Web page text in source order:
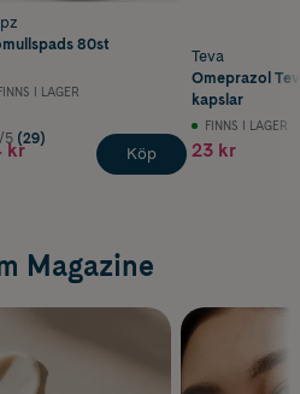
80st
I LAGER
5 (29)
kr Köp
Teva
Omeprazol
kapslar
FINNS I LAGER
23 kr
Magazine